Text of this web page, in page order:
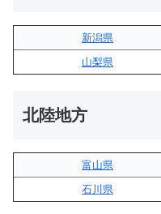
新潟県
山梨県
北陸地方
富山県
石川県